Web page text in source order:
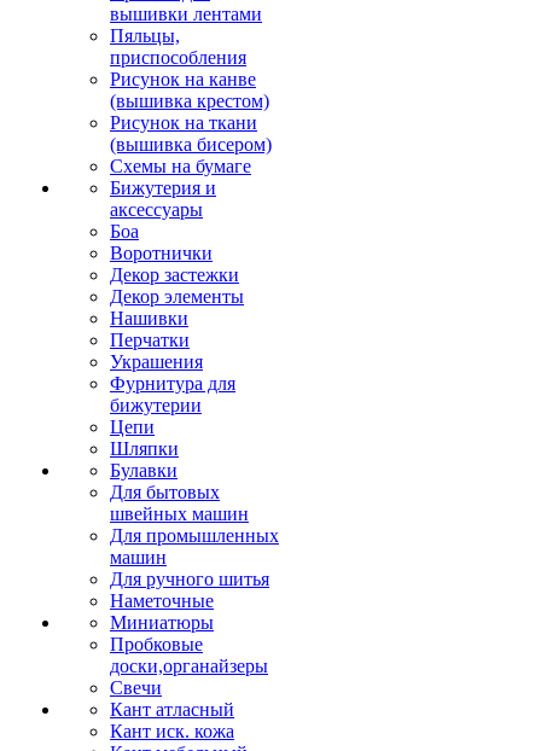
вышивки лентами
Пяльцы,
приспособления
Рисунок на канве
(вышивка крестом)
Рисунок на ткани
(вышивка бисером)
Схемы на бумаге
Бижутерия и
аксессуары
Боа
Воротнички
Декор застежки
Декор элементы
Нашивки
Перчатки
Украшения
Фурнитура для
бижутерии
Цепи
Шляпки
Булавки
Для бытовых
швейных машин
Для промышленных
машин
Для ручного шитья
Наметочные
Миниатюры
Пробковые
доски,органайзеры
Свечи
Кант атласный
Кант иск. кожа